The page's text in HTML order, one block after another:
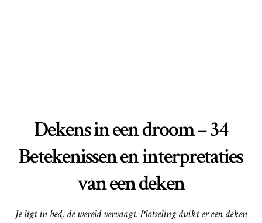
Dekens in een droom – 34
Betekenissen en interpretaties
van een deken
Je ligt in bed, de wereld vervaagt. Plotseling duikt er een deken